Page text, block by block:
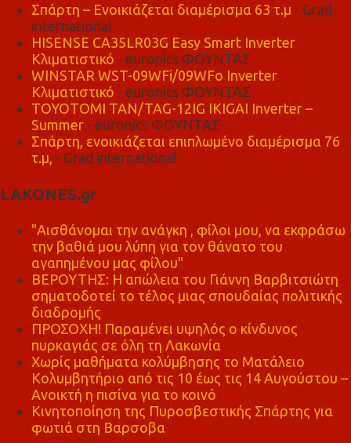
Σπάρτη – Ενοικιάζεται διαμέρισμα 63 τ.μ - Grad
international
HISENSE CA35LR03G Easy Smart Inverter
Κλιματιστικό - euronics ΦΟΥΝΤΑΣ
WINSTAR WST-09WFi/09WFo Inverter
Κλιματιστικό - euronics ΦΟΥΝΤΑΣ
TOYOTOMI TAN/TAG-12IG IKIGAI Inverter –
Summer - euronics ΦΟΥΝΤΑΣ
Σπάρτη, ενοικιάζεται επιπλωμένο διαμέρισμα 76
τ.μ, - Grad international
LAKONES.gr
"Αισθάνομαι την ανάγκη , φίλοι μου, να εκφράσω
την βαθιά μου λύπη για τον θάνατο του
αγαπημένου μας φίλου"
ΒΕΡΟΥΤΗΣ: Η απώλεια του Γιάννη Βαρβιτσιώτη
σηματοδοτεί το τέλος μιας σπουδαίας πολιτικής
διαδρομής
ΠΡΟΣΟΧΗ! Παραμένει υψηλός ο κίνδυνος
πυρκαγιάς σε όλη τη Λακωνία
Χωρίς μαθήματα κολύμβησης το Ματάλειο
Κολυμβητήριο από τις 10 έως τις 14 Αυγούστου –
Ανοικτή η πισίνα για το κοινό
Κινητοποίηση της Πυροσβεστικής Σπάρτης για
φωτιά στη Βαρσοβα